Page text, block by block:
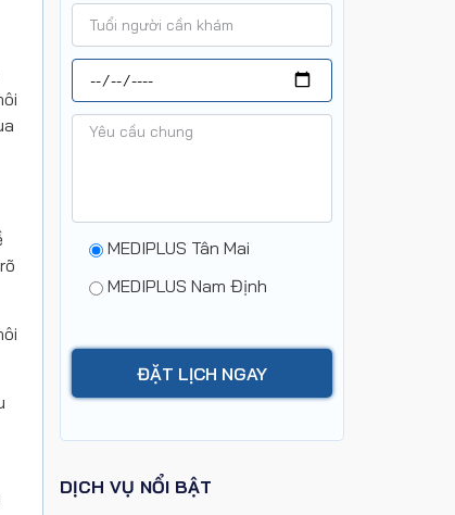
MEDIPLUS Tân Mai
MEDIPLUS Nam Định
DỊCH VỤ NỔI BẬT